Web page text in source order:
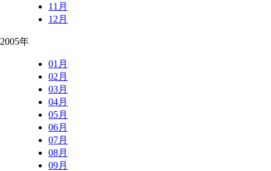
11月
12月
2005年
01月
02月
03月
04月
05月
06月
07月
08月
09月